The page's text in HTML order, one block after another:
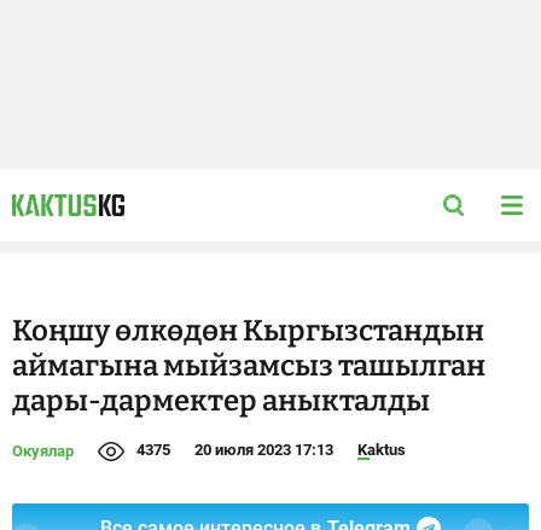
Коңшу өлкөдөн Кыргызстандын
аймагына мыйзамсыз ташылган
дары-дармектер аныкталды
Окуялар 4375 20 июля 2023 17:13 Kaktus